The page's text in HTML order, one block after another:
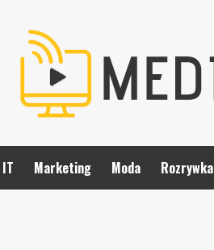
IT Marketing Moda Rozrywka